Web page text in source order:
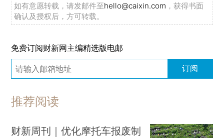
如有意愿转载，请发邮件至hello@caixin.com ，获得书面
确认及授权后，方可转载。
免费订阅财新网主编精选版电邮
订阅
推荐阅读
财新周刊｜优化摩托车报废制